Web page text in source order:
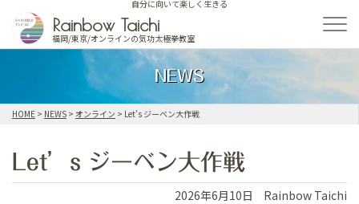
content
自分に向いて楽しく生きる
Rainbow Taichi
福岡/東京/オンラインの気功太極拳教室
NEWS
HOME > NEWS > オンライン > Let’s ジーベン大作戦
Let’s ジーベン大作戦
2026年6月10日 Rainbow Taichi